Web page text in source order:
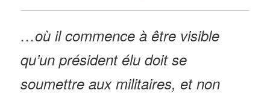
…où il commence à être visible
qu’un président élu doit se
soumettre aux militaires, et non